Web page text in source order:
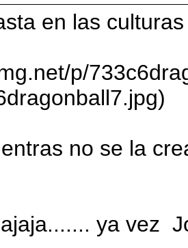
en las
p/
no se la
ya vez